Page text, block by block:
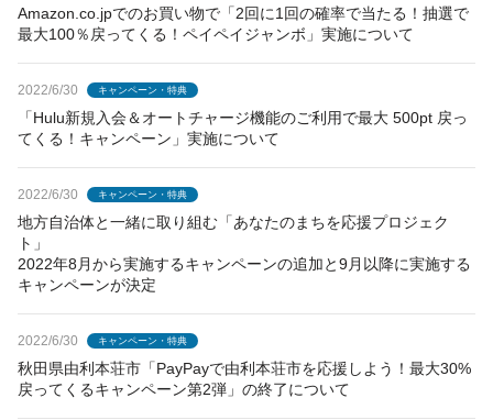
Amazon.co.jpでのお買い物で「2回に1回の確率で当たる！抽選で
最大100％戻ってくる！ペイペイジャンボ」実施について
2022/6/30 キャンペーン・特典
「Hulu新規入会＆オートチャージ機能のご利用で最大 500pt 戻っ
てくる！キャンペーン」実施について
2022/6/30 キャンペーン・特典
地方自治体と一緒に取り組む「あなたのまちを応援プロジェク
ト」
2022年8月から実施するキャンペーンの追加と9月以降に実施する
キャンペーンが決定
2022/6/30 キャンペーン・特典
秋田県由利本荘市「PayPayで由利本荘市を応援しよう！最大30%
戻ってくるキャンペーン第2弾」の終了について